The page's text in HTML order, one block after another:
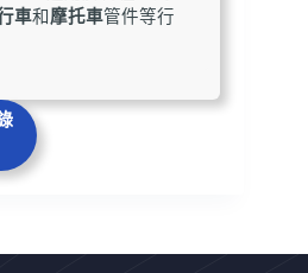
車和 摩托車管件等行